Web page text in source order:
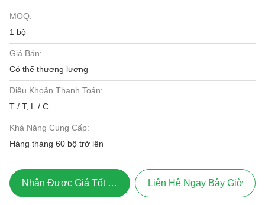
MOQ:
1 bộ
Giá Bán:
Có thể thương lượng
Điều Khoản Thanh Toán:
T / T, L / C
Khả Năng Cung Cấp:
Hàng tháng 60 bộ trở lên
Nhận Được Giá Tốt Nhất Liên Hệ Ngay Bây Giờ